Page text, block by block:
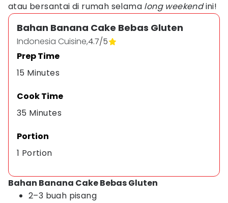
atau bersantai di rumah selama long weekendini!
Bahan Banana Cake Bebas Gluten
Indonesia Cuisine,4.7/5
Prep Time
15 Minutes
Cook Time
35 Minutes
Portion
1 Portion
Bahan Banana Cake Bebas Gluten
2–3 buah pisang